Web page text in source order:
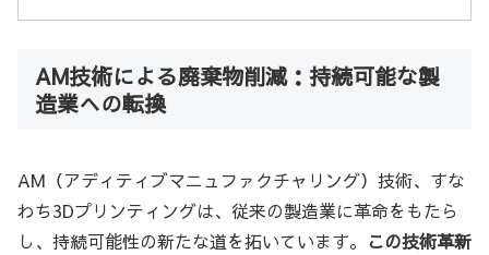
AM技術による廃棄物削減：持続可能な製
造業への転換
AM（アディティブマニュファクチャリング）技術、すな
わち3Dプリンティングは、従来の製造業に革命をもたら
し、持続可能性の新たな道を拓いています。 この技術革新